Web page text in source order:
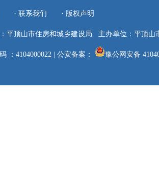
· 联系我们 · 版权声明
平顶山市住房和城乡建设局 主办单位：平顶山
：4104000022| 公安备案： 豫公网安备